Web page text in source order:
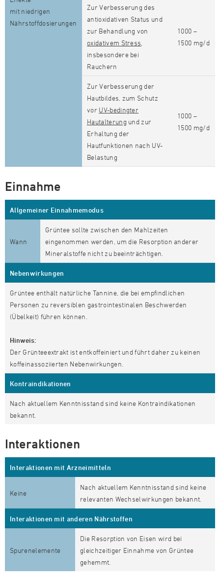
mit niedrigen
Nährstoffdosierungen
Zur Verbesserung des
antioxidativen Status und
zur Behandlung von
oxidativem Stress
insbesondere bei
Rauchern
1000 –
1500 mg/d
Zur Verbesserung der
Hautbildes, zum Schutz
vor UV-bedingter
Hautalterung und zur
Erhaltung der
Hautfunktionen nach UV-
Belastung
1000 –
1500 mg/d
Einnahme
Allgemeiner Einnahmemodus
Wann
Grüntee sollte zwischen den Mahlzeiten
eingenommen werden, um die Resorption anderer
Mineralstoffe nicht zu beeinträchtigen.
Nebenwirkungen
Grüntee enthält natürliche Tannine, die bei empfindlichen
Personen zu reversiblen gastrointestinalen Beschwerden
(Übelkeit) führen können.
Hinweis:
Der Grünteeextrakt ist entkoffeiniert und führt daher zu keinen
koffeinassoziierten Nebenwirkungen.
Kontraindikationen
Nach aktuellem Kenntnisstand sind keine Kontraindikationen
bekannt.
Interaktionen
Interaktionen mit Arzneimitteln
Keine
Nach aktuellem Kenntnisstand sind keine
relevanten Wechselwirkungen bekannt.
Interaktionen mit anderen Nährstoffen
Spurenelemente
Die Resorption von Eisen wird bei
gleichzeitiger Einnahme von Grüntee
gehemmt.